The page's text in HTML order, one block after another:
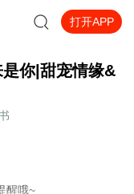
打开APP
你|甜宠情缘&
醒哦~